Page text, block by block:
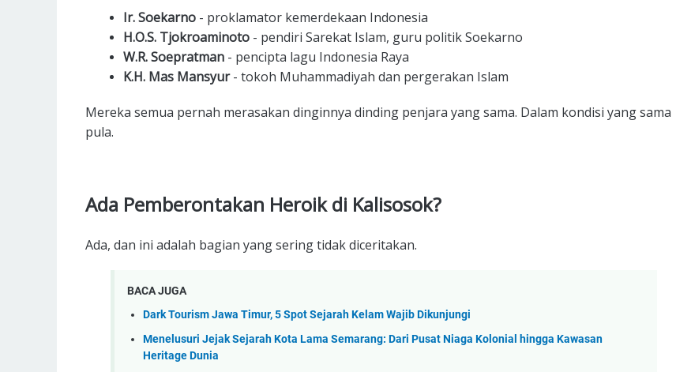
Ir. Soekarno - proklamator kemerdekaan Indonesia
H.O.S. Tjokroaminoto - pendiri Sarekat Islam, guru politik Soekarno
W.R. Soepratman - pencipta lagu Indonesia Raya
K.H. Mas Mansyur- tokoh Muhammadiyah dan pergerakan Islam
Mereka semua pernah merasakan dinginnya dinding penjara yang sama. Dalam kondisi yang sama
pula.
Ada Pemberontakan Heroik di Kalisosok?
Ada, dan ini adalah bagian yang sering tidak diceritakan.
BACA JUGA
Dark Tourism Jawa Timur, 5 Spot Sejarah Kelam Wajib Dikunjungi
Menelusuri Jejak Sejarah Kota Lama Semarang: Dari Pusat Niaga Kolonial hingga Kawasan
Heritage Dunia